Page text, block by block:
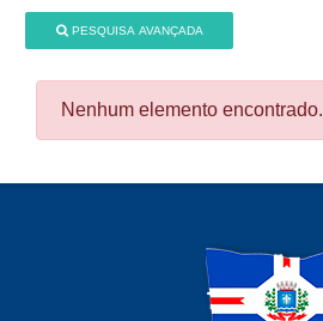
PESQUISA AVANÇADA
Nenhum elemento encontrado.